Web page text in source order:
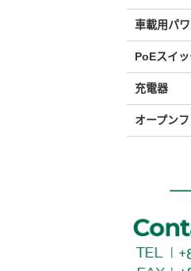
車載用パ
PoEスイ
充電器
オープン